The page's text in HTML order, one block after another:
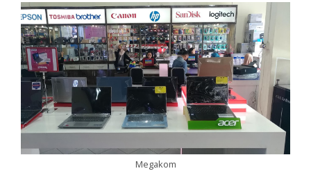
Megakom